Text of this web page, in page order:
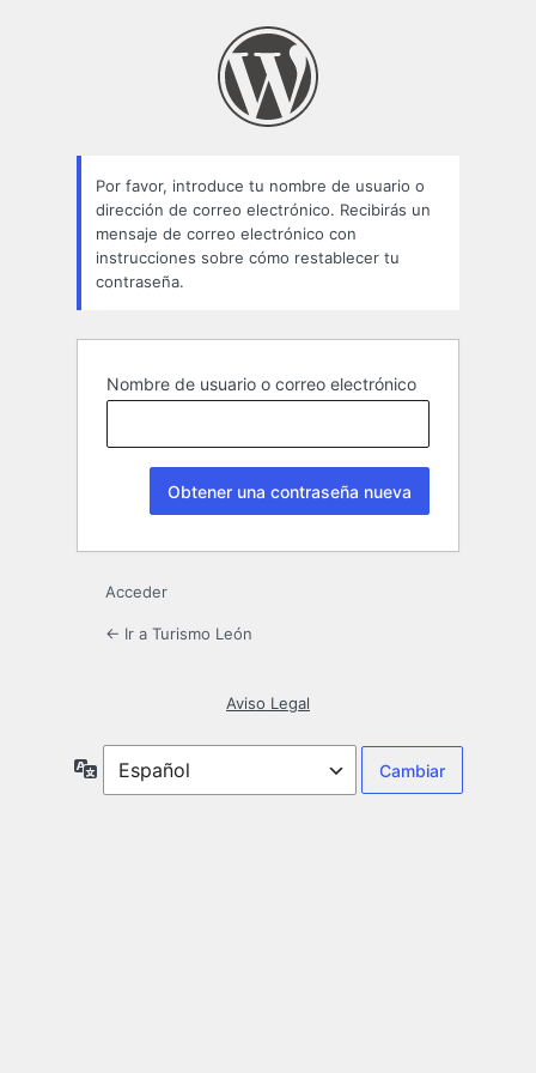
Por favor, introduce tu nombre de usuario o
dirección de correo electrónico. Recibirás un
mensaje de correo electrónico con
instrucciones sobre cómo restablecer tu
contraseña.
Nombre de usuario o correo electrónico
Acceder
← Ir a Turismo León
Aviso Legal
Idioma